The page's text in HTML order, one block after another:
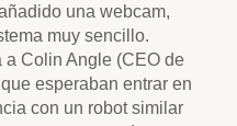
una webcam,
muy sencillo.
a Colin Angle (CEO de
esperaban entrar en
con un robot similar